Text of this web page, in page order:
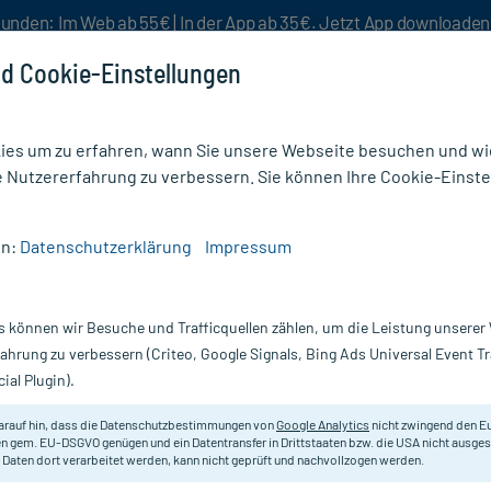
Im Web ab 55€ | In der App ab 35€. Jetzt App downloaden
Nur für kurze Zeit:Gratis-Versand* ab 19€ Mindestbestellwert!
Cola +
Flüssiges Kohlenhydratgel mit
anhaltende Energie im Sport, mit
Nachtrinken einzunehmen.
Cookie-Einstellungen
um zu erfahren, wann Sie unsere Webseite besuchen und
Nutzererfahrung zu verbessern. Sie können Ihre Cookie-
Datenschutzerklärung Impressum
können wir Besuche und Trafficquellen zählen, um die Leistung unserer
zu verbessern (Criteo, Google Signals, Bing Ads Universal Event
Plugin).
hin, dass die Datenschutzbestimmungen vonGoogle Analytics nicht zwingend den
gem. EU-DSGVO genügen und ein Datentransfer in Drittstaaten bzw. die USA nicht
Daten dort verarbeitet werden, kann nicht geprüft und nachvollzogen werden.